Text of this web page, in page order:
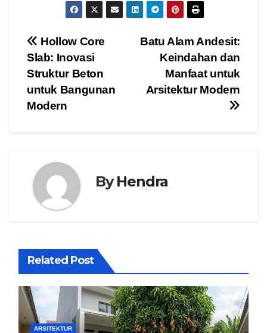
Post
navigation
Batu Alam Andesit:
Keindahan dan
Manfaat untuk
Arsitektur Modern
Hollow Core
Slab: Inovasi
Struktur Beton
untuk Bangunan
Modern
ByHendra
Related Post
ARSITEKTUR